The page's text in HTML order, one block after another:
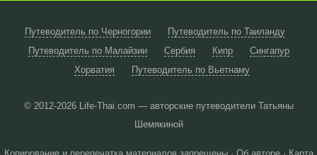
Путеводитель по Черногории
Путеводитель по Таиланду
Путеводитель по Малайзии
Сербия Кипр
Сингапур
Хорватия
Путеводитель по Вьетнаму
© 2012-2026 Life-Thai.com — авторские путеводители Татьяны
Шемякиной